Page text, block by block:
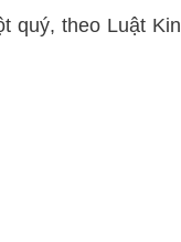
quý, theo Luật